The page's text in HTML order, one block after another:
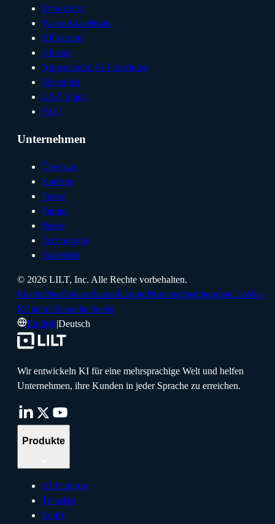
Entwickler
Wissensdatenbank
Hilfecenter
Glossar
Angewandte KI-Forschung
Sicherheit
LILT Status
FAQ
Unternehmen
Über uns
Karriere
Presse
Partner
Preise
Technologie
Sicherheit
© 2026 LILT, Inc. Alle Rechte vorbehalten.
RechtlichesDatenschutzerklärungNutzungsbedingungenCookie-
RichtlinieAktuelle Seiten
English|Deutsch
Wir entwickeln KI für eine mehrsprachige Welt und helfen
Unternehmen, ihre Kunden in jeder Sprache zu erreichen.
Produkte
AI Platform
Translate
Verify